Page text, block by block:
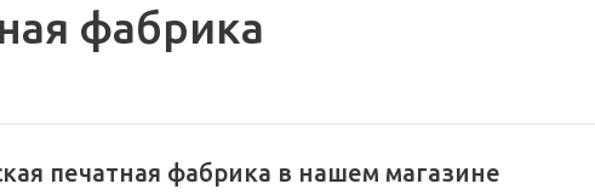
фабрика
печатная фабрика в нашем магазине